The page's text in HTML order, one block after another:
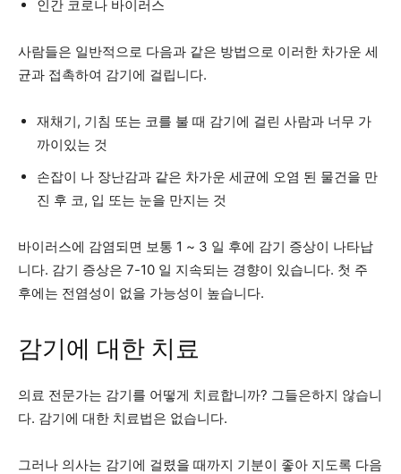
인간 코로나 바이러스
사람들은 일반적으로 다음과 같은 방법으로 이러한 차가운 세
균과 접촉하여 감기에 걸립니다.
재채기, 기침 또는 코를 불 때 감기에 걸린 사람과 너무 가
까이있는 것
손잡이 나 장난감과 같은 차가운 세균에 오염 된 물건을 만
진 후 코, 입 또는 눈을 만지는 것
바이러스에 감염되면 보통 1 ~ 3 일 후에 감기 증상이 나타납
니다. 감기 증상은 7-10 일 지속되는 경향이 있습니다. 첫 주
후에는 전염성이 없을 가능성이 높습니다.
감기에 대한 치료
의료 전문가는 감기를 어떻게 치료합니까? 그들은하지 않습니
다. 감기에 대한 치료법은 없습니다.
그러나 의사는 감기에 걸렸을 때까지 기분이 좋아 지도록 다음